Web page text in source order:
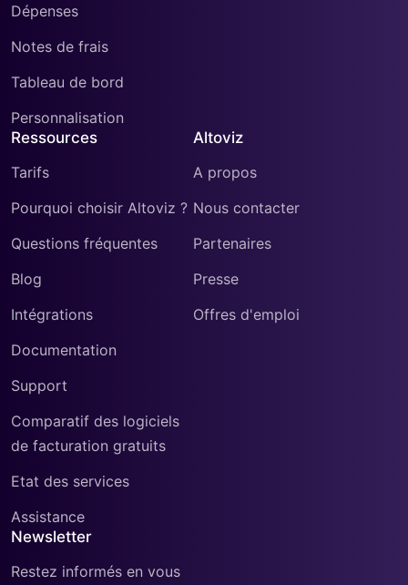
Dépenses
Notes de frais
Tableau de bord
Personnalisation
Ressources
Tarifs
Pourquoi choisir Altoviz ?
Questions fréquentes
Blog
Intégrations
Documentation
Support
Comparatif des logiciels
de facturation gratuits
Etat des services
Assistance
Altoviz
A propos
Nous contacter
Partenaires
Presse
Offres d'emploi
Newsletter
Restez informés en vous